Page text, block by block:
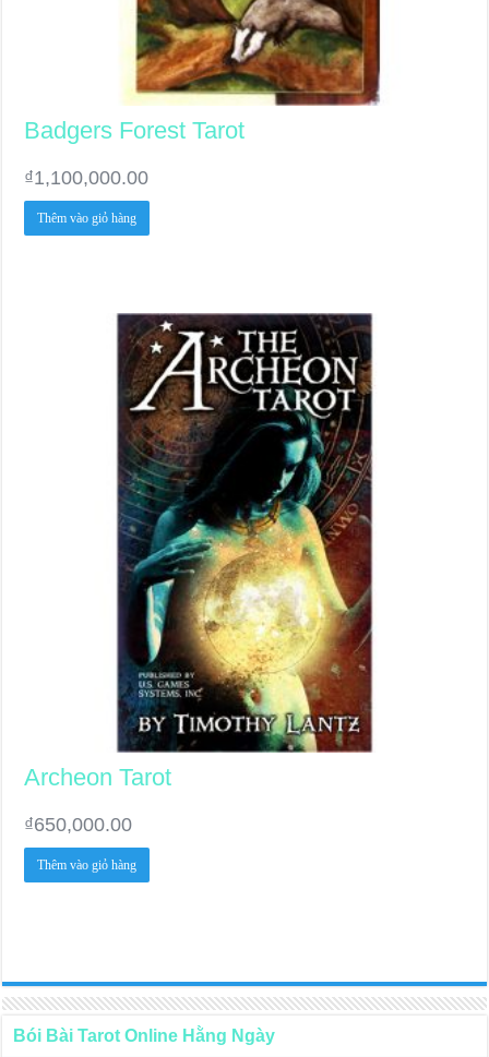
Badgers Forest Tarot
₫1,100,000.00
Thêm vào giỏ hàng
Archeon Tarot
₫650,000.00
Thêm vào giỏ hàng
Bói Bài Tarot Online Hằng Ngày